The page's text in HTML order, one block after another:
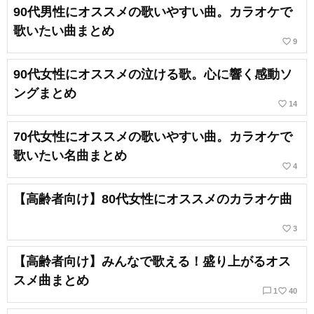
90代男性にオススメの歌いやすい曲。カラオケで
歌いたい曲まとめ
favorite_border 9
90代女性にオススメの泣ける歌。心に響く感動ソ
ングまとめ
favorite_border 14
70代女性にオススメの歌いやすい曲。カラオケで
歌いたい名曲まとめ
favorite_border 4
【高齢者向け】80代女性にオススメのカラオケ曲
favorite_border 3
【高齢者向け】みんなで歌える！盛り上がるオス
スメ曲まとめ
chat_bubble_outline 1 favorite_border 40